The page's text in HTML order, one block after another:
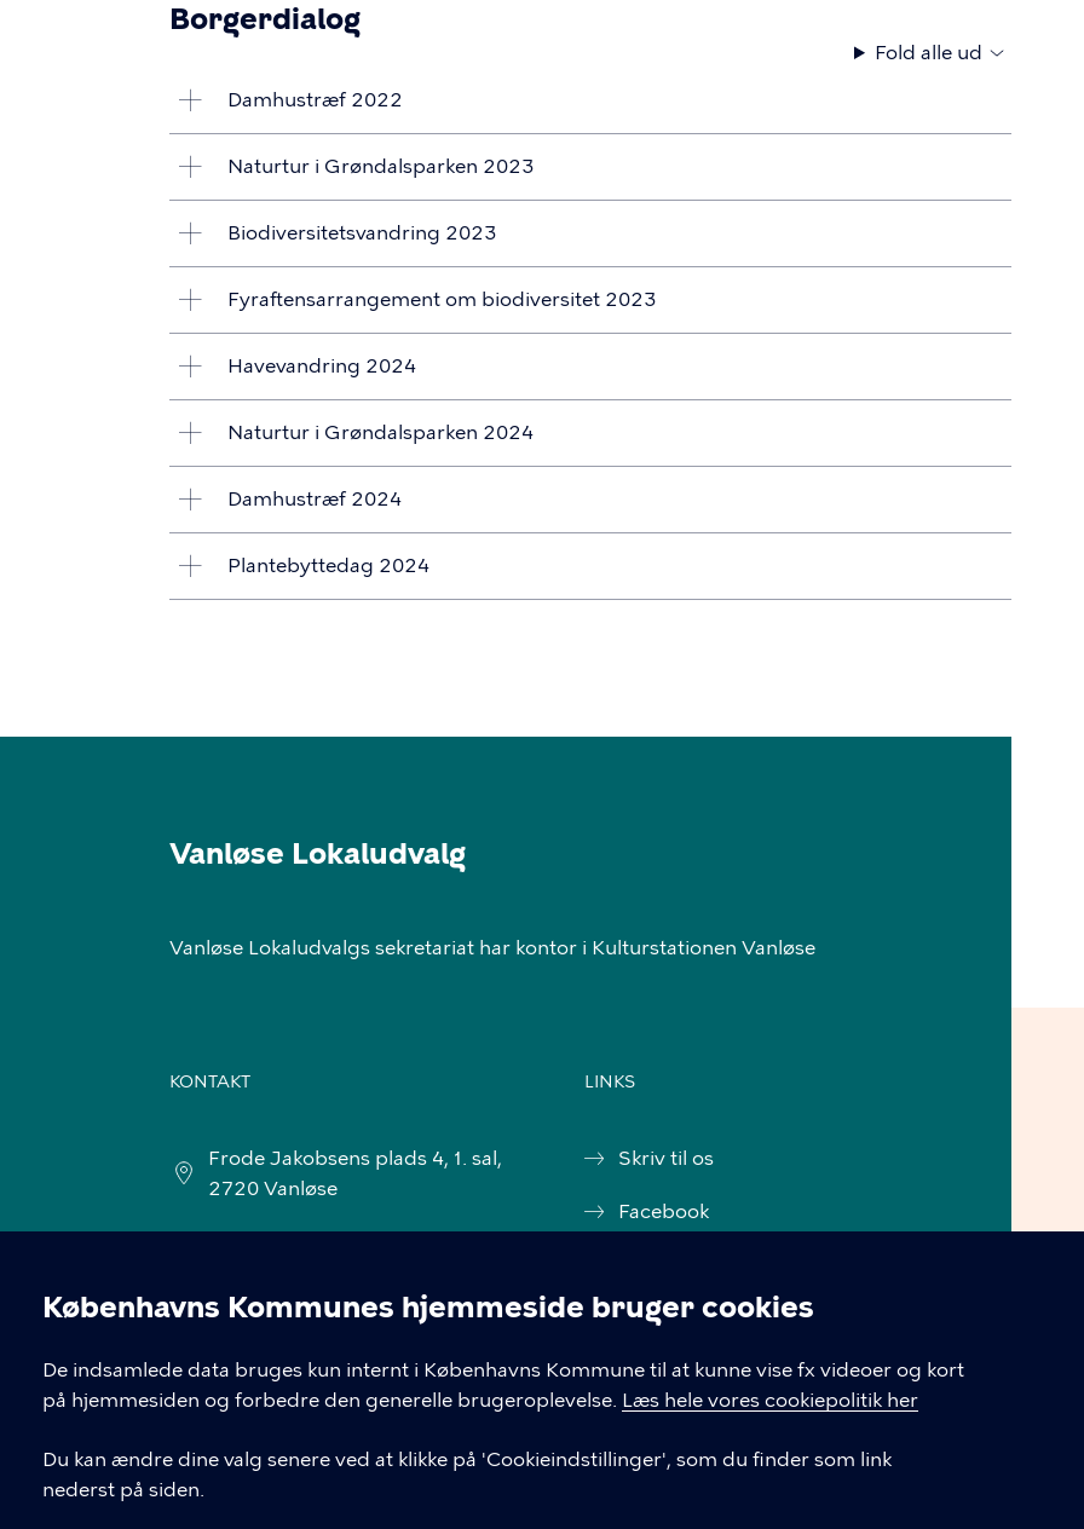
Cookieindstillinger
Københavns Kommunes hjemmeside bruger cookies
De indsamlede data bruges kun internt i Københavns Kommune til at kunne vise fx videoer og kort
på hjemmesiden og forbedre den generelle brugeroplevelse. Læs hele vores cookiepolitik her
Du kan ændre dine valg senere ved at klikke på 'Cookieindstillinger', som du finder som link
nederst på siden.
Borgerdialog
Fold alle ud
Damhustræf 2022
Naturtur i Grøndalsparken 2023
Biodiversitetsvandring 2023
Fyraftensarrangement om biodiversitet 2023
Havevandring 2024
Naturtur i Grøndalsparken 2024
Damhustræf 2024
Plantebyttedag 2024
Vanløse Lokaludvalg
Vanløse Lokaludvalgs sekretariat har kontor i Kulturstationen Vanløse
KONTAKT
Frode Jakobsens plads 4, 1. sal,
2720 Vanløse
LINKS
Skriv til os
Facebook
Tilgængelighedserklæring
Cookiepolitik